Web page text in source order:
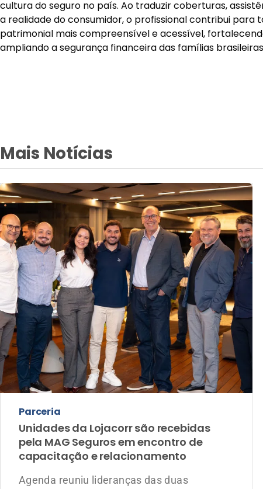
Parceria
Unidades da Lojacorr são recebidas
pela MAG Seguros em encontro de
capacitação e relacionamento
Agenda reuniu lideranças das duas
empresas para fortalecer a parceria,
ampliar a capacitação dos corretores da
Lojacorr